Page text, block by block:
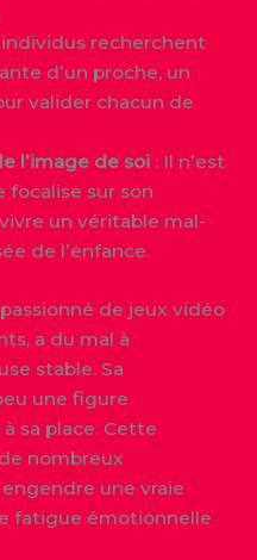
recherchent
d’un proche, un
valider chacun de
l’image de soi: Il n’est
focalise sur son
un véritable mal-
de l’enfance.
de jeux vidéo
a du mal à
stable. Sa
une figure
sa place. Cette
nombreux
une vraie
fatigue émotionnelle